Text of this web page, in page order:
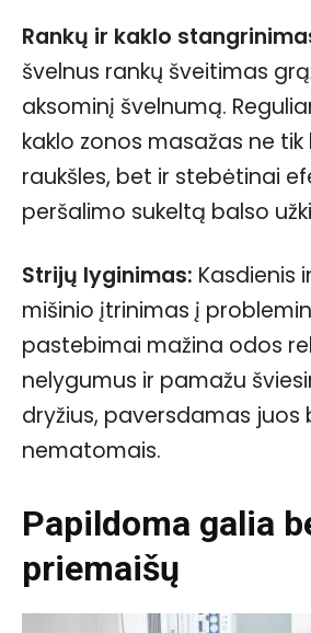
Rankų ir kaklo
švelnus rankų šveitimas
aksominį švelnumą.
kaklo zonos masažas ne
raukšles, bet ir stebėtinai
peršalimo sukeltą balso
Strijų lyginimas: Kasdienis
mišinio įtrinimas į
pastebimai mažina odos
nelygumus ir pamažu
dryžius, paversdamas juos
nematomais.
Papildoma galia
priemaišų